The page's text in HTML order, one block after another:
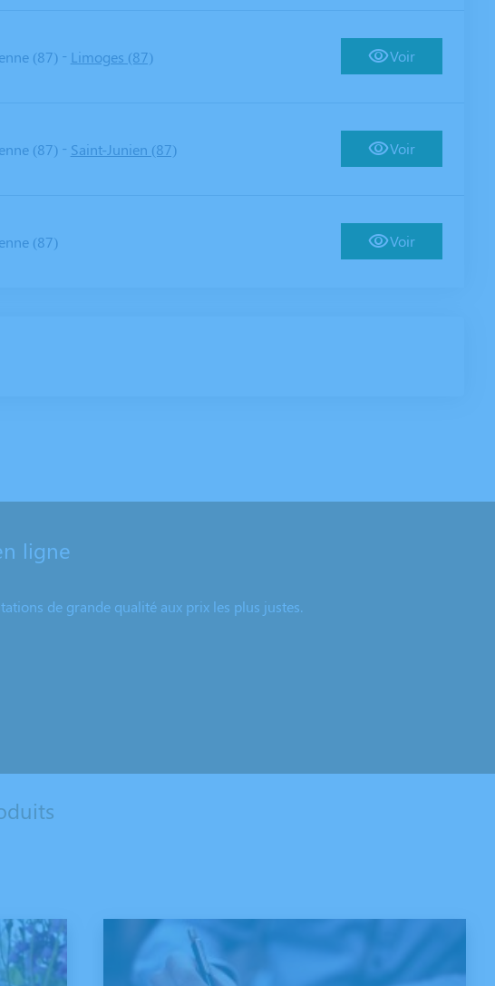
(87)- Limoges (87) Voir
(87)- Saint-Junien (87) Voir
(87) Voir
ligne
de grande qualité aux prix les plus justes.